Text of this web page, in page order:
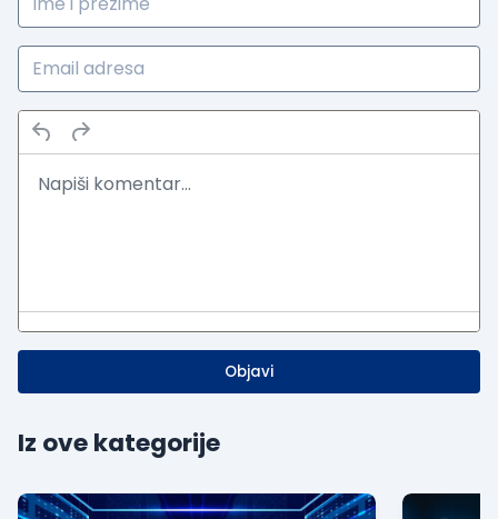
Objavi
Iz ove kategorije